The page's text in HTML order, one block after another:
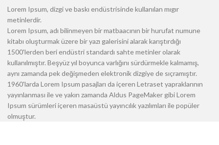
Lorem Ipsum, dizgi ve baskı endüstrisinde kullanılan mıgır
metinlerdir.
Lorem Ipsum, adı bilinmeyen bir matbaacının bir hurufat numune
kitabı oluşturmak üzere bir yazı galerisini alarak karıştırdığı
1500'lerden beri endüstri standardı sahte metinler olarak
kullanılmıştır. Beşyüz yıl boyunca varlığını sürdürmekle kalmamış,
aynı zamanda pek değişmeden elektronik dizgiye de sıçramıştır.
1960'larda Lorem Ipsum pasajları da içeren Letraset yapraklarının
yayınlanması ile ve yakın zamanda Aldus PageMaker gibi Lorem
Ipsum sürümleri içeren masaüstü yayıncılık yazılımları ile popüler
olmuştur.